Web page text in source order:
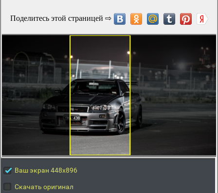
Ваш экран 448x896
Скачать оригинал